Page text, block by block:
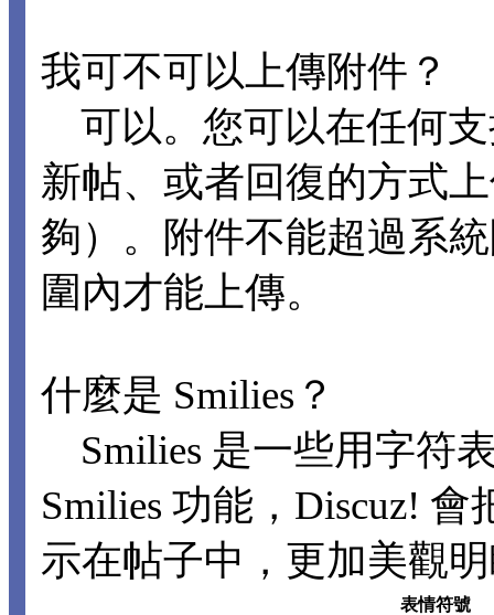
我可不可以上傳附件？
可以。您可以在任何
新帖、或者回復的方式
夠）。附件不能超過系
圍內才能上傳。
什麼是 Smilies？
Smilies 是一些用字符
Smilies 功能，Discuz!
示在帖子中，更加美觀
表情符號